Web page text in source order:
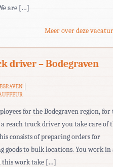
are […]
Meer over deze
driver – Bodegraven
for the Bodegraven region, for
reach truck driver you take care of
consists of preparing orders for
goods to bulk locations. You work in
this work take […]